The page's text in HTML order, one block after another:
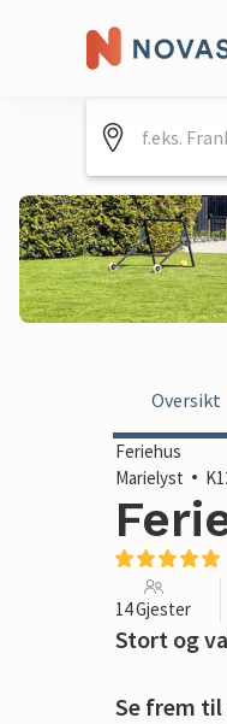
Oversikt
Feriehus
Marielyst
14 Gjester
Stort og
Se frem